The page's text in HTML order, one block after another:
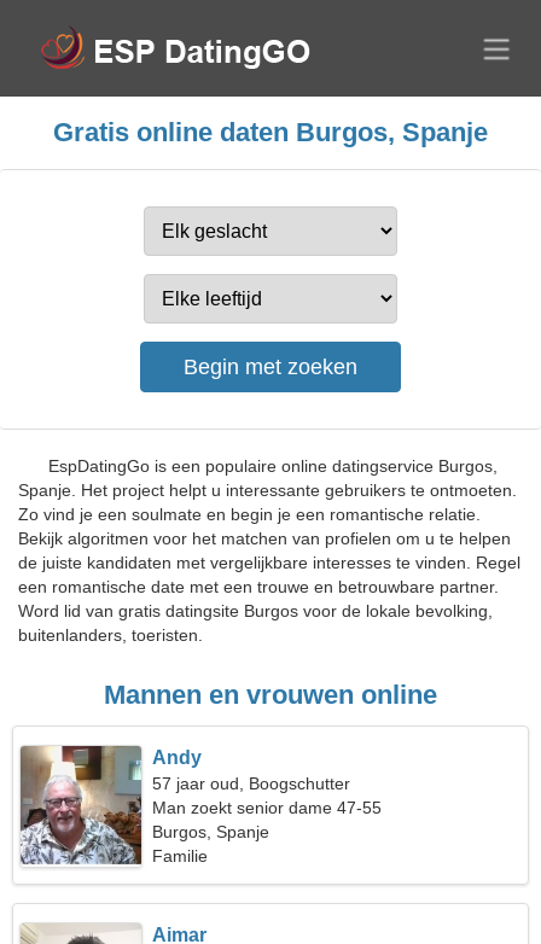
Gratis online daten Burgos, Spanje
EspDatingGo is een populaire online datingservice Burgos,
Spanje. Het project helpt u interessante gebruikers te ontmoeten.
Zo vind je een soulmate en begin je een romantische relatie.
Bekijk algoritmen voor het matchen van profielen om u te helpen
de juiste kandidaten met vergelijkbare interesses te vinden. Regel
een romantische date met een trouwe en betrouwbare partner.
Word lid van gratis datingsite Burgos voor de lokale bevolking,
buitenlanders, toeristen.
Mannen en vrouwen online
Andy
57 jaar oud, Boogschutter
Man zoekt senior dame 47-55
Burgos, Spanje
Familie
Aimar